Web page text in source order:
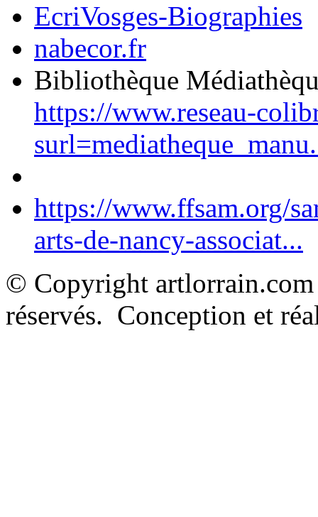
EcriVosges-Biographies
nabecor.fr
Bibliothèque
https://www.reseau-
https://www.ffsam.org/
arts-de-nancy-associat...
© Copyright
réservés. Conception et